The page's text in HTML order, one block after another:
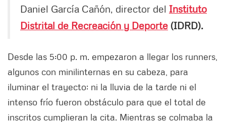
Daniel García Cañón, director del Instituto
Distrital de Recreación y Deporte (IDRD).
Desde las 5:00 p. m. empezaron a llegar los runners,
algunos con minilinternas en su cabeza, para
iluminar el trayecto; ni la lluvia de la tarde ni el
intenso frío fueron obstáculo para que el total de
inscritos cumplieran la cita. Mientras se colmaba la